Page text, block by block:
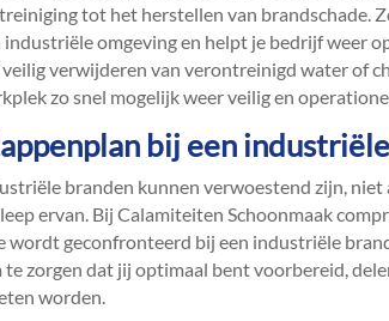
tot het herstellen van brandschade.​
industriële omgeving en helpt je bedrijf weer
verwijderen van verontreinigd water of
zo snel mogelijk weer veilig en
bij een
branden kunnen verwoestend zijn,
ervan.​ Bij Calamiteiten Schoonmaak
wordt geconfronteerd bij een industriële
te zorgen dat jij optimaal bent voorbereid,
worden.​